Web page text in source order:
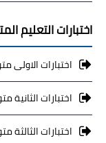
اختبارات التعليم
اختبارات الاولى
اختبارات الثانية
اختبارات الثالثة